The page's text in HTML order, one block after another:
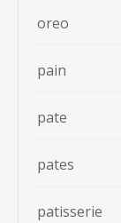
oreo
pain
pate
pates
patisserie